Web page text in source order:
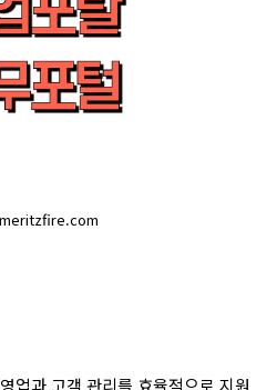
업과 고객 관리를 효율적으로 지원